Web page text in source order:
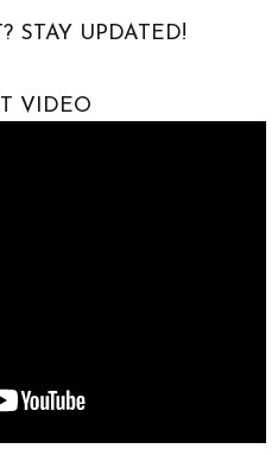
r
p
p
STAY UPDATED!
VIDEO